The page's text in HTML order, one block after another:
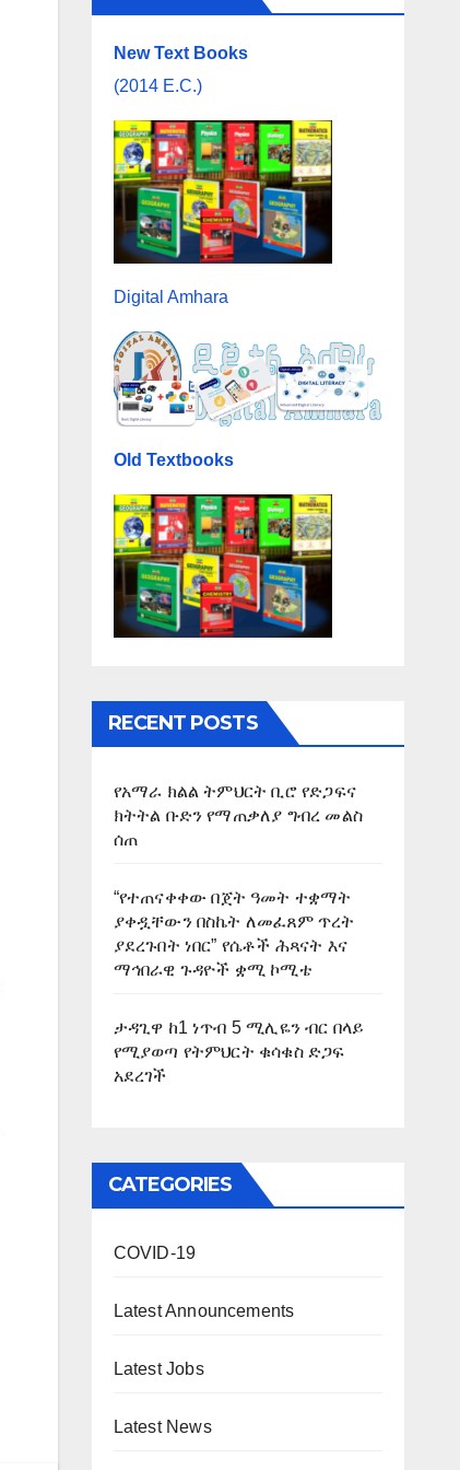
New Text Books
(2014 E.C.)
Digital Amhara
Old Textbooks
RECENT POSTS
የአማራ ክልል ትምህርት ቢሮ የድጋፍና
ክትትል ቡድን የማጠቃለያ ግብረ መልስ
ሰጠ
“የተጠናቀቀው በጀት ዓመት ተቋማት
ያቀዷቸውን በስኬት ለመፈጸም ጥረት
ያደረጉበት ነበር” የሴቶች ሕጻናት እና
ማኅበራዊ ጉዳዮች ቋሚ ኮሚቴ
ታዳጊዋ ከ1 ነጥብ 5 ሚሊዬን ብር በላይ
የሚያወጣ የትምህርት ቁሳቁስ ድጋፍ
አደረገች
CATEGORIES
COVID-19
Latest Announcements
Latest Jobs
Latest News